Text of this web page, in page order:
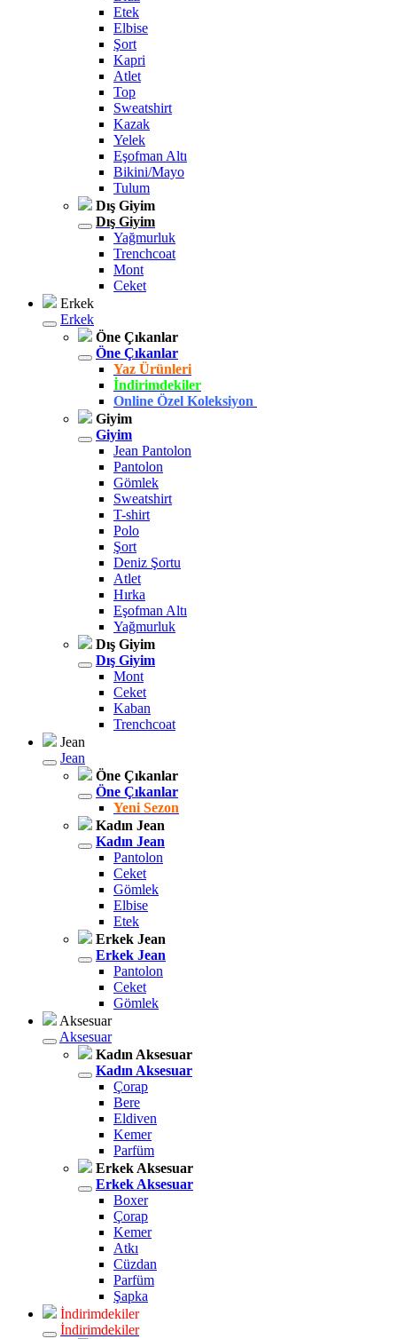
Etek
Elbise
Şort
Kapri
Atlet
Top
Sweatshirt
Kazak
Yelek
Eşofman Altı
Bikini/Mayo
Tulum
Dış Giyim
Dış Giyim
Yağmurluk
Trenchcoat
Mont
Ceket
Erkek
Erkek
Öne Çıkanlar
Öne Çıkanlar
Yaz Ürünleri
İndirimdekiler
Online Özel Koleksiyon
Giyim
Giyim
Jean Pantolon
Pantolon
Gömlek
Sweatshirt
T-shirt
Polo
Şort
Deniz Şortu
Atlet
Hırka
Eşofman Altı
Yağmurluk
Dış Giyim
Dış Giyim
Mont
Ceket
Kaban
Trenchcoat
Jean
Jean
Öne Çıkanlar
Öne Çıkanlar
Yeni Sezon
Kadın Jean
Kadın Jean
Pantolon
Ceket
Gömlek
Elbise
Etek
Erkek Jean
Erkek Jean
Pantolon
Ceket
Gömlek
Aksesuar
Aksesuar
Kadın Aksesuar
Kadın Aksesuar
Çorap
Bere
Eldiven
Kemer
Parfüm
Erkek Aksesuar
Erkek Aksesuar
Boxer
Çorap
Kemer
Atkı
Cüzdan
Parfüm
Şapka
İndirimdekiler
İndirimdekiler